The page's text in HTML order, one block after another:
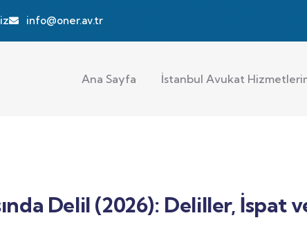
info@oner.av.tr
Ana Sayfa İstanbul Avukat
Delil (2026): Deliller, İspat